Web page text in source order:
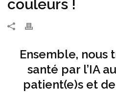
couleurs !
Ensemble, nous
santé par l’IA
patient(e)s et